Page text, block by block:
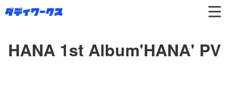
HANA 1st Album'HANA' PV